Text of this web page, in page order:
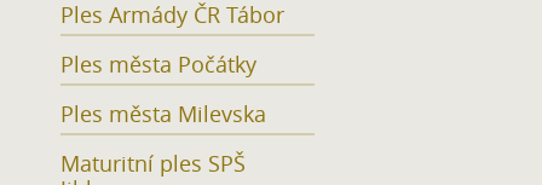
Ples Armády ČR Tábor
Ples města Počátky
Ples města Milevska
Maturitní ples SPŠ